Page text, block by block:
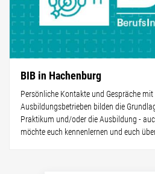
BIB in Hachenburg
Persönliche Kontakte und Gespräche
Ausbildungsbetrieben bilden die
Praktikum und/oder die Ausbildung -
möchte euch kennenlernen und euch